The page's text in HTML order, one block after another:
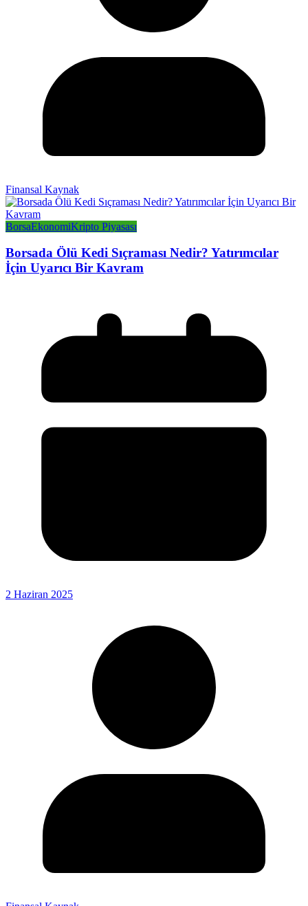
Finansal Kaynak
BorsaEkonomiKripto Piyasası
Borsada Ölü Kedi Sıçraması Nedir? Yatırımcılar
İçin Uyarıcı Bir Kavram
2 Haziran 2025